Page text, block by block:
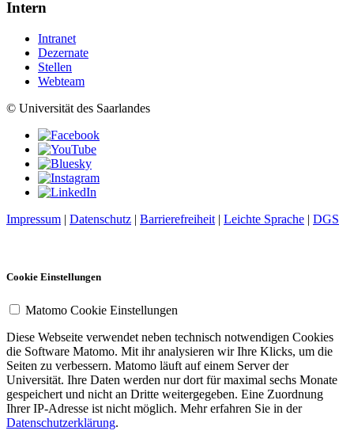
Intern
Intranet
Dezernate
Stellen
Webteam
© Universität des Saarlandes
Impressum | Datenschutz | Barrierefreiheit | Leichte Sprache | DGS
Cookie Einstellungen
Matomo Cookie Einstellungen
Diese Webseite verwendet neben technisch notwendigen Cookies
die Software Matomo. Mit ihr analysieren wir Ihre Klicks, um die
Seiten zu verbessern. Matomo läuft auf einem Server der
Universität. Ihre Daten werden nur dort für maximal sechs Monate
gespeichert und nicht an Dritte weitergegeben. Eine Zuordnung
Ihrer IP-Adresse ist nicht möglich. Mehr erfahren Sie in der
Datenschutzerklärung.